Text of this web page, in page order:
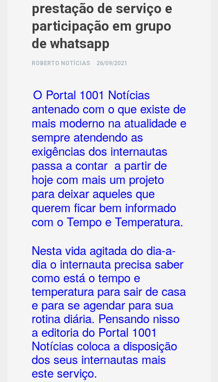
prestação de serviço e
participação em grupo
de whatsapp
ROBERTO NOTÍCIAS 26/09/2021
O Portal 1001 Notícias
antenado com o que existe de
mais moderno na atualidade e
sempre atendendo as
exigências dos internautas
passa a contar a partir de
hoje com mais um projeto
para deixar aqueles que
querem ficar bem informado
com o Tempo e Temperatura.
Nesta vida agitada do dia-a-
dia o internauta precisa saber
como está o tempo e
temperatura para sair de casa
e para se agendar para sua
rotina diária. Pensando nisso
a editoria do Portal 1001
Notícias coloca a disposição
dos seus internautas mais
este serviço.